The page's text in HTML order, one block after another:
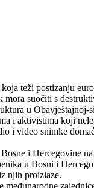
teži postizanju
mora suočiti s
u
i aktivistima koji
i video snimke
i Hercegovine na
u Bosni i
njih proizlaze.